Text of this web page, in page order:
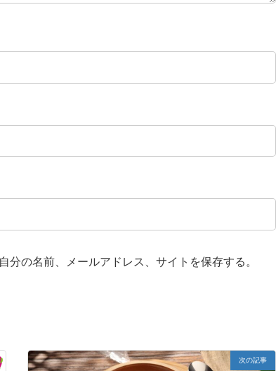
分の名前、メールアドレス、サイトを保存する。
次の記事